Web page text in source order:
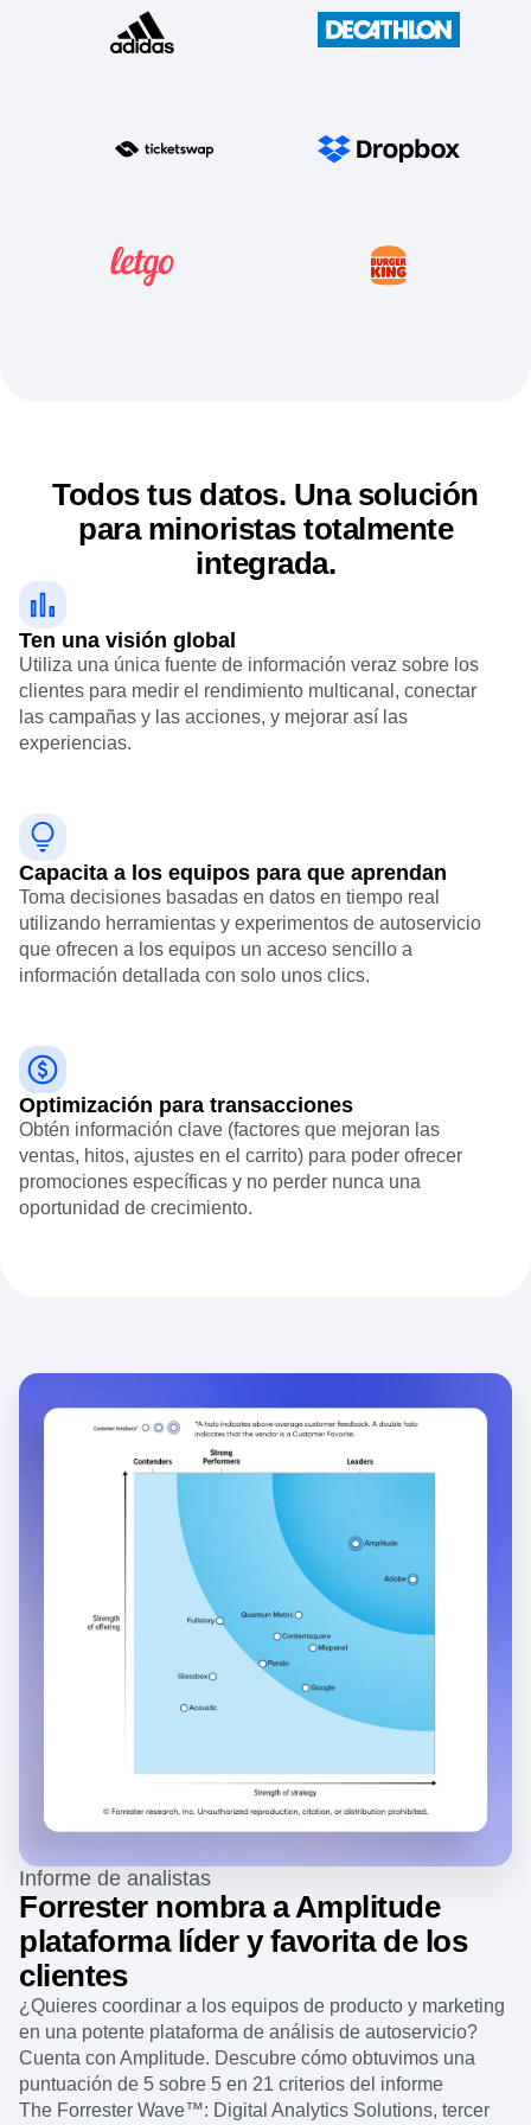
Todos tus datos. Una solución
para minoristas totalmente
integrada.
Ten una visión global
Utiliza una única fuente de información veraz sobre los
clientes para medir el rendimiento multicanal, conectar
las campañas y las acciones, y mejorar así las
experiencias.
Capacita a los equipos para que aprendan
Toma decisiones basadas en datos en tiempo real
utilizando herramientas y experimentos de autoservicio
que ofrecen a los equipos un acceso sencillo a
información detallada con solo unos clics.
Optimización para transacciones
Obtén información clave (factores que mejoran las
ventas, hitos, ajustes en el carrito) para poder ofrecer
promociones específicas y no perder nunca una
oportunidad de crecimiento.
Informe de analistas
Forrester nombra a Amplitude
plataforma líder y favorita de los
clientes
¿Quieres coordinar a los equipos de producto y marketing
en una potente plataforma de análisis de autoservicio?
Cuenta con Amplitude. Descubre cómo obtuvimos una
puntuación de 5 sobre 5 en 21 criterios del informe
The Forrester Wave™️: Digital Analytics Solutions, tercer